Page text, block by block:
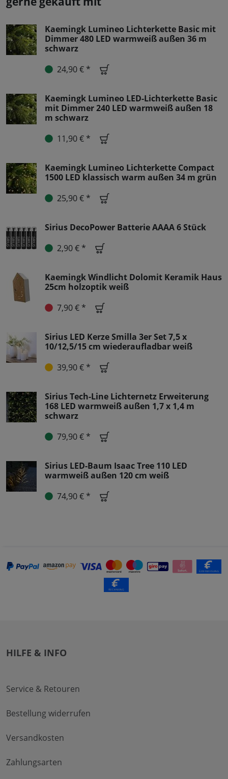
Kaemingk Lumineo Lichterkette Basic mit
Dimmer 480 LED warmweiß außen 36 m
schwarz
24,90 € *
Kaemingk Lumineo LED-Lichterkette Basic
mit Dimmer 240 LED warmweiß außen 18
m schwarz
11,90 € *
Kaemingk Lumineo Lichterkette Compact
1500 LED klassisch warm außen 34 m grün
25,90 € *
Sirius DecoPower Batterie AAAA 6 Stück
2,90 € *
Kaemingk Windlicht Dolomit Keramik Haus
25cm holzoptik weiß
7,90 € *
Sirius LED Kerze Smilla 3er Set 7,5 x
10/12,5/15 cm wiederaufladbar weiß
39,90 € *
Sirius Tech-Line Lichternetz Erweiterung
168 LED warmweiß außen 1,7 x 1,4 m
schwarz
79,90 € *
Sirius LED-Baum Isaac Tree 110 LED
warmweiß außen 120 cm weiß
74,90 € *
HILFE & INFO
Service & Retouren
Bestellung widerrufen
Versandkosten
Zahlungsarten